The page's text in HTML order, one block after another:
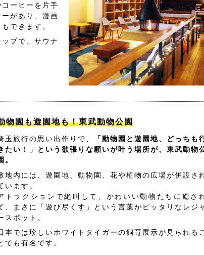
ーヒーを片手
があり、漫画
できます。
プで、サウナ
物園も遊園地も！東武動物公園
玉旅行の思い出作りで、
「動物園と遊園地、どっちも
たい！」という欲張りな願いが叶う場所が、東武動物
。
地内には、遊園地、動物園、花や植物の広場が併設さ
います。
トラクションで絶叫して、かわいい動物たちに癒さ
、まさに「遊び尽くす」という言葉がピッタリなレジ
スポット。
本では珍しいホワイトタイガーの飼育展示が見られる
でも有名です。